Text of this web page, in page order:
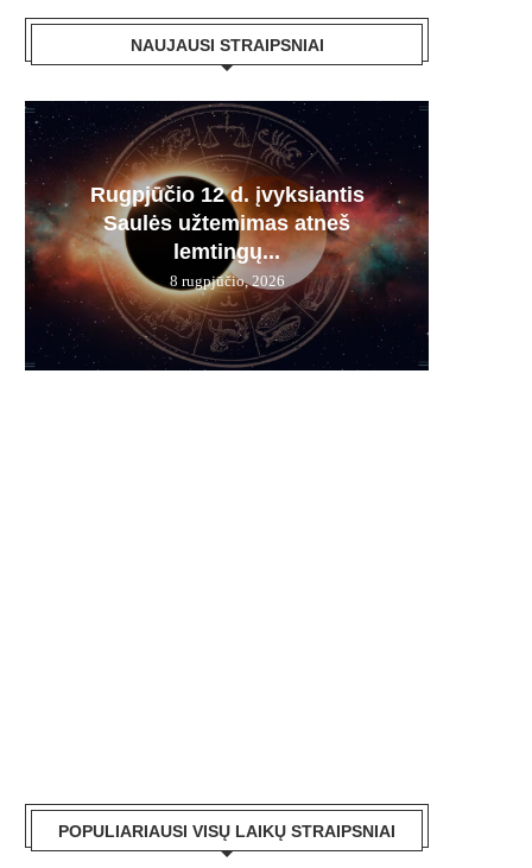
NAUJAUSI STRAIPSNIAI
Rugpjūčio 12 d. įvyksiantis
Saulės užtemimas atneš
lemtingų...
8 rugpjūčio, 2026
POPULIARIAUSI VISŲ LAIKŲ STRAIPSNIAI